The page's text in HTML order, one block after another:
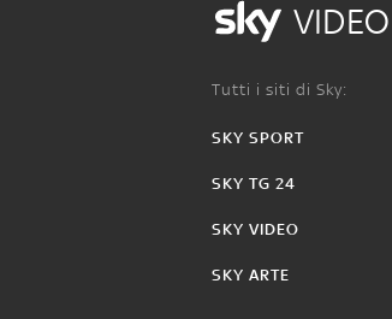
VIDEO
Tutti i siti di Sky:
SKY SPORT
SKY TG 24
SKY VIDEO
SKY ARTE